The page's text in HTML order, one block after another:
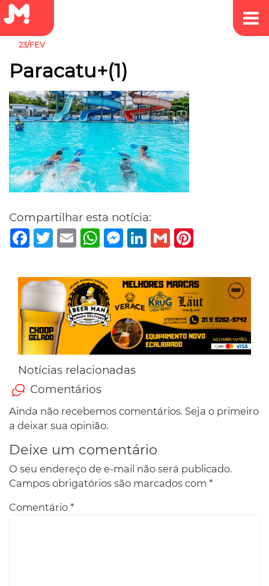
23/FEV
Paracatu+(1)
Compartilhar esta notícia:
Facebook
TwitterEmail WhatsAppMessenger
LinkedIn
Gmail
Notícias relacionadas
Comentários
Ainda não recebemos comentários. Seja o primeiro
a deixar sua opinião.
Deixe um comentário
O seu endereço de e-mail não será publicado.
Campos obrigatórios são marcados com *
Comentário *